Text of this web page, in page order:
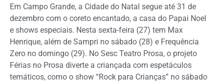
Em Campo Grande, a Cidade do Natal segue até 31 de
dezembro com o coreto encantado, a casa do Papai Noel
e shows especiais. Nesta sexta-feira (27) tem Max
Henrique, além de Sampri no sábado (28) e Frequência
Zero no domingo (29). No Sesc Teatro Prosa, o projeto
Férias no Prosa diverte a criançada com espetáculos
temáticos, como o show “Rock para Crianças” no sábado